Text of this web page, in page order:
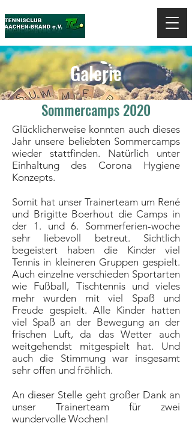
Galerie
Sommercamps 2020
Glücklicherweise konnten auch dieses
Jahr unsere beliebten Sommercamps
wieder stattfinden. Natürlich unter
Einhaltung des Corona Hygiene
Konzepts.
Somit hat unser Trainerteam um René
und Brigitte Boerhout die Camps in
der 1. und 6. Sommerferien-woche
sehr liebevoll betreut. Sichtlich
begeistert haben die Kinder viel
Tennis in kleineren Gruppen gespielt.
Auch einzelne verschieden Sportarten
wie Fußball, Tischtennis und vieles
mehr wurden mit viel Spaß und
Freude gespielt. Alle Kinder hatten
viel Spaß an der Bewegung an der
frischen Luft, da das Wetter auch
weitgehendst mitgespielt hat. Und
auch die Stimmung war insgesamt
sehr offen und fröhlich.
An dieser Stelle geht großer Dank an
unser Trainerteam für zwei
wundervolle Wochen!